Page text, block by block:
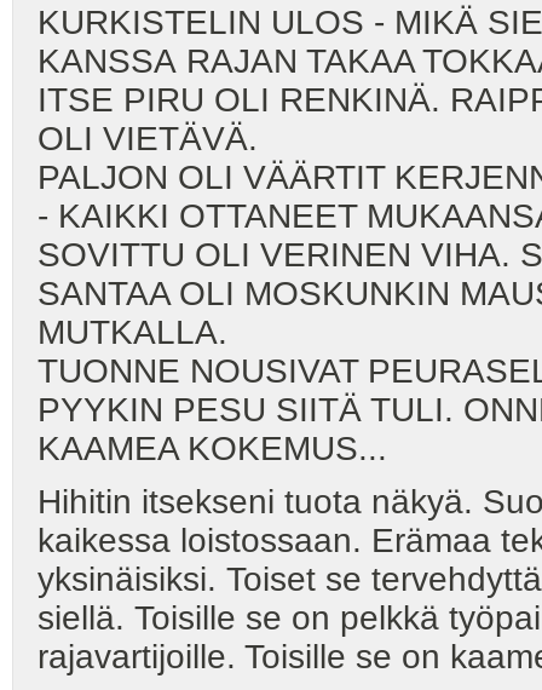
KURKISTELIN ULOS - MIKÄ
KANSSA RAJAN TAKAA
ITSE PIRU OLI RENKINÄ.
OLI VIETÄVÄ.
PALJON OLI VÄÄRTIT
- KAIKKI OTTANEET
SOVITTU OLI VERINEN VIHA.
SANTAA OLI MOSKUNKIN
MUTKALLA.
TUONNE NOUSIVAT
PYYKIN PESU SIITÄ TULI.
KAAMEA KOKEMUS...
Hihitin itsekseni tuota näkyä.
kaikessa loistossaan. Erämaa
yksinäisiksi. Toiset se
siellä. Toisille se on pelkkä
rajavartijoille. Toisille se on